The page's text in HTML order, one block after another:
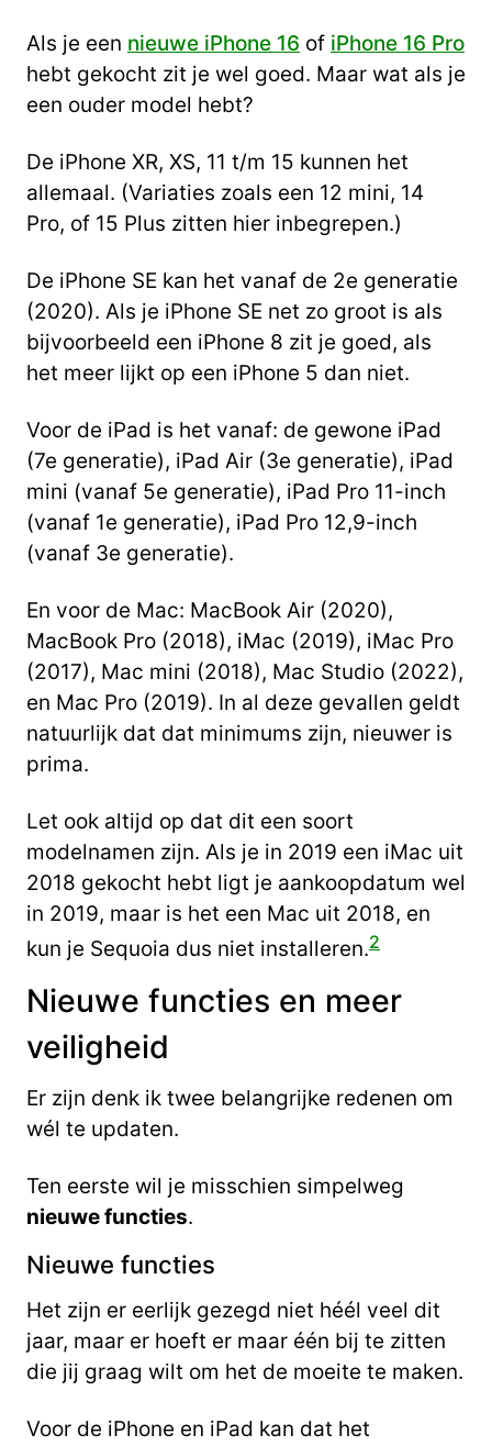
Als je een nieuwe iPhone 16 of iPhone 16 Pro
hebt gekocht zit je wel goed. Maar wat als je
een ouder model hebt?
De iPhone XR, XS, 11 t/m 15 kunnen het
allemaal. (Variaties zoals een 12 mini, 14
Pro, of 15 Plus zitten hier inbegrepen.)
De iPhone SE kan het vanaf de 2e generatie
(2020). Als je iPhone SE net zo groot is als
bijvoorbeeld een iPhone 8 zit je goed, als
het meer lijkt op een iPhone 5 dan niet.
Voor de iPad is het vanaf: de gewone iPad
(7e generatie), iPad Air (3e generatie), iPad
mini (vanaf 5e generatie), iPad Pro 11-inch
(vanaf 1e generatie), iPad Pro 12,9-inch
(vanaf 3e generatie).
En voor de Mac: MacBook Air (2020),
MacBook Pro (2018), iMac (2019), iMac Pro
(2017), Mac mini (2018), Mac Studio (2022),
en Mac Pro (2019). In al deze gevallen geldt
natuurlijk dat dat minimums zijn, nieuwer is
prima.
Let ook altijd op dat dit een soort
modelnamen zijn. Als je in 2019 een iMac uit
2018 gekocht hebt ligt je aankoopdatum wel
in 2019, maar is het een Mac uit 2018, en
kun je Sequoia dus niet installeren.2
Nieuwe functies en meer
veiligheid
Er zijn denk ik twee belangrijke redenen om
wél te updaten.
Ten eerste wil je misschien simpelweg
nieuwe functies.
Nieuwe functies
Het zijn er eerlijk gezegd niet héél veel dit
jaar, maar er hoeft er maar één bij te zitten
die jij graag wilt om het de moeite te maken.
Voor de iPhone en iPad kan dat het